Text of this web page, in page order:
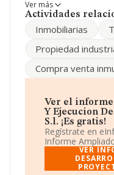
tasacion de
empresa es una
exteriores.
Acerca del
Para ponerse en
electrónico es
La empresa española
Proyectos
situada en Avenida
municipio de
Con los datos a
Ver más
Actividades
Inmobiliarias
Propiedad
Compra venta
Ver el
Y Ejecucion
S.l. ¡Es gratis!
Regístrate en
Informe
VER